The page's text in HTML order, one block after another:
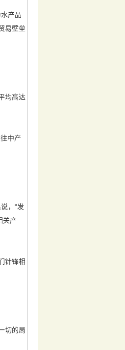
产品
易壁垒
均高达
中产
，“发
关产
针锋相
切的局